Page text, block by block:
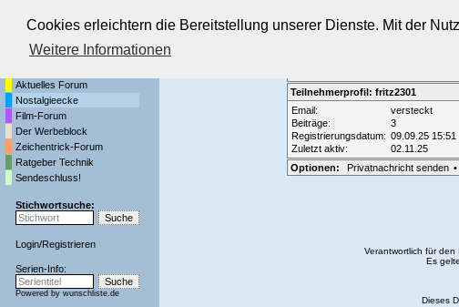
Cookies erleichtern die Bereitstellung unserer Dienste. Mit der
Weitere Informationen
Die Fernseh-Diskussionsforen von
Aktuelles Forum
Nostalgieecke
Film-Forum
Der Werbeblock
Zeichentrick-Forum
Ratgeber Technik
Sendeschluss!
Stichwortsuche:
Login/Registrieren
Serien-Info:
Powered by wunschliste.de
Teilnehmerprofil: fritz2301
Email:
versteckt
Beiträge:
3
Registrierungsdatum: 09.09.25 15:51
Zuletzt aktiv:
02.11.25
Optionen:
Privatnachricht senden •
Verantwortlich für den
Es
Dieses